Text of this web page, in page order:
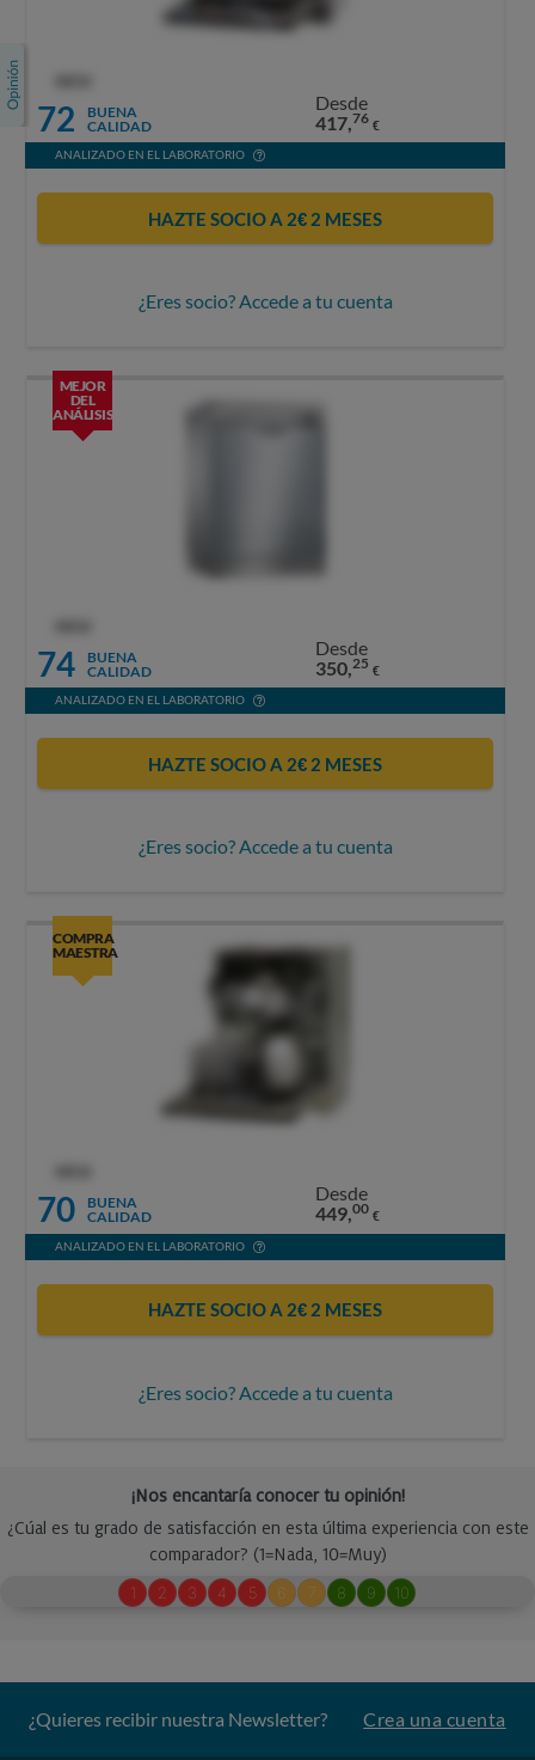
72
BUENA
CALIDAD
Desde
417,76 €
ANALIZADO EN EL LABORATORIO
HAZTE SOCIO A 2€ 2 MESES
¿Eres socio? Accede a tu cuenta
MEJOR
DEL
ANÁLISIS
74
BUENA
CALIDAD
Desde
350,25 €
ANALIZADO EN EL LABORATORIO
HAZTE SOCIO A 2€ 2 MESES
¿Eres socio? Accede a tu cuenta
COMPRA
MAESTRA
70
BUENA
CALIDAD
Desde
449,00 €
ANALIZADO EN EL LABORATORIO
HAZTE SOCIO A 2€ 2 MESES
¿Eres socio? Accede a tu cuenta
¿Quieres recibir nuestra Newsletter? Crea una cuenta